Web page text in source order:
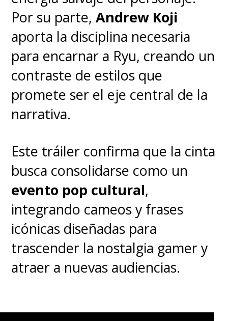
Por su parte,Andrew Koji
aporta la disciplina necesaria
para encarnar a Ryu, creando un
contraste de estilos que
promete ser el eje central de la
narrativa.
Este tráiler confirma que la cinta
busca consolidarse como un
evento pop cultural,
integrando cameos y frases
icónicas diseñadas para
trascender la nostalgia gamer y
atraer a nuevas audiencias.